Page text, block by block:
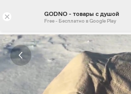
× GODNO - товары с душой
Free - Бесплатно в Google Play